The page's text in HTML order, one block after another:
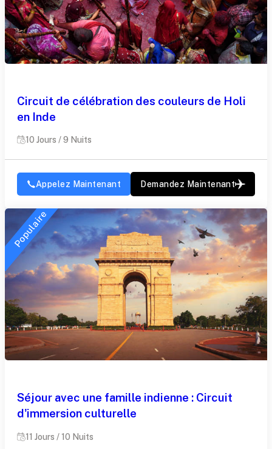
Circuit de célébration des couleurs de Holi
en Inde
10 Jours / 9 Nuits
Appelez Maintenant Demandez Maintenant
Populaire
Séjour avec une famille indienne : Circuit
d'immersion culturelle
11 Jours / 10 Nuits